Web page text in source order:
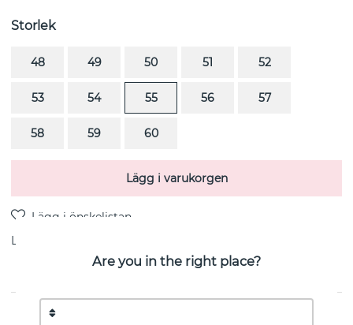
Storlek
48 49 50 51 52
53 54 55 56 57
58 59 60
Lägg i varukorgen
Leverans:
PRODUKTBESKRIVNING
Are you in the right place?